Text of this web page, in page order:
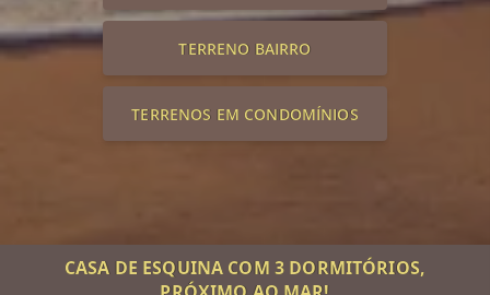
TERRENO BAIRRO
TERRENOS EM CONDOMÍNIOS
CASA DE ESQUINA COM 3 DORMITÓRIOS,